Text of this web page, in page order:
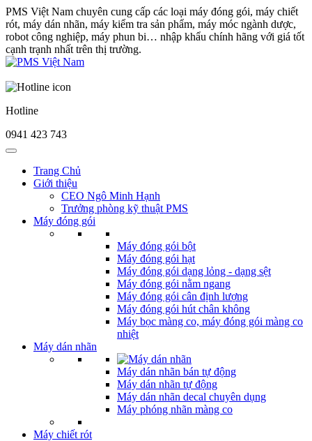
PMS Việt Nam chuyên cung cấp các loại máy đóng gói, máy chiết
rót, máy dán nhãn, máy kiểm tra sản phẩm, máy móc ngành dược,
robot công nghiệp, máy phun bi… nhập khẩu chính hãng với giá tốt
cạnh trạnh nhất trên thị trường.
Hotline
0941 423 743
Trang Chủ
Giới thiệu
CEO Ngô Minh Hạnh
Trưởng phòng kỹ thuật PMS
Máy đóng gói
Máy đóng gói bột
Máy đóng gói hạt
Máy đóng gói dạng lỏng - dạng sệt
Máy đóng gói nằm ngang
Máy đóng gói cân định lượng
Máy đóng gói hút chân không
Máy bọc màng co, máy đóng gói màng co
nhiệt
Máy dán nhãn
Máy dán nhãn bán tự động
Máy dán nhãn tự động
Máy dán nhãn decal chuyên dụng
Máy phóng nhãn màng co
Máy chiết rót